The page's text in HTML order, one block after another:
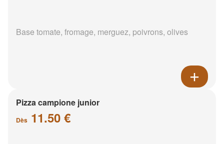
Base tomate, fromage, merguez, poivrons, olives
Pizza campione junior
Dès 11.50 €